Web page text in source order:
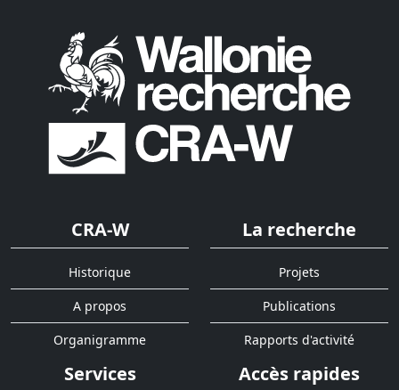
CRA-W
Historique
A propos
Organigramme
La recherche
Projets
Publications
Rapports d'activité
Services Accès rapides